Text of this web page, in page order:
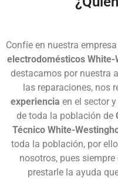
Confíe en nuestra
electrodomésticos
destacamos por nuestra
las reparaciones, nos
experiencia en el sector
de toda la población de
Técnico White-
toda la población, por
nosotros, pues
prestarle la ayuda